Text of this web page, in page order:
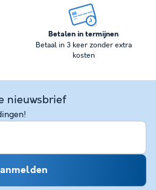
Betalen in termijnen
Betaal in 3 keer zonder extra
kosten
nieuwsbrief